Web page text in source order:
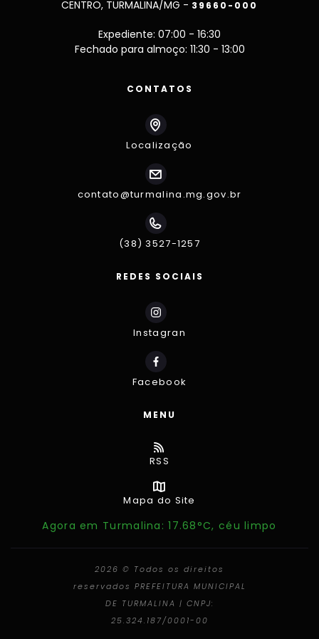
CENTRO, TURMALINA/MG - 39660-000
Expediente: 07:00 - 16:30
Fechado para almoço: 11:30 - 13:00
CONTATOS
Localização
contato@turmalina.mg.gov.br
(38) 3527-1257
REDES SOCIAIS
Instagran
Facebook
MENU
RSS
Mapa do Site
Agora em Turmalina: 17.68°C, céu limpo
2026 © Todos os direitos
reservados PREFEITURA MUNICIPAL
DE TURMALINA | CNPJ:
25.324.187/0001-00